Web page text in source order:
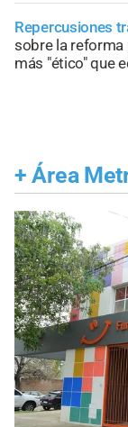
Repercusiones
sobre la reforma
más "ético" que
+ Área